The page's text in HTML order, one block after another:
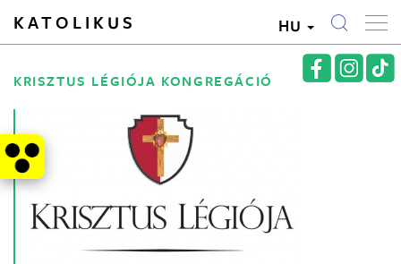
KATOLIKUS HU
KRISZTUS LÉGIÓJA KONGREGÁCIÓ